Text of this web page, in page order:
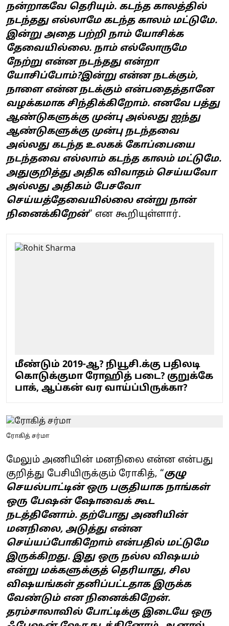
நன்றாகவே தெரியும். கடந்த காலத்தில்
நடந்தது எல்லாமே கடந்த காலம் மட்டுமே.
இன்று அதை பற்றி நாம் யோசிக்க
தேவையில்லை. நாம் எல்லோருமே
நேற்று என்ன நடந்தது என்றா
யோசிப்போம்?இன்று என்ன நடக்கும்,
நாளை என்ன நடக்கும் என்பதைத்தானே
வழக்கமாக சிந்திக்கிறோம். எனவே பத்து
ஆண்டுகளுக்கு முன்பு அல்லது ஐந்து
ஆண்டுகளுக்கு முன்பு நடந்தவை
அல்லது கடந்த உலகக் கோப்பையை
நடந்தவை எல்லாம் கடந்த காலம் மட்டுமே.
அதுகுறித்து அதிக விவாதம் செய்யவோ
அல்லது அதிகம் பேசவோ
செய்யத்தேவையில்லை என்று நான்
நினைக்கிறேன்” என கூறியுள்ளார்.
மீண்டும் 2019-ஆ? நியூசி.க்கு பதிலடி
கொடுக்குமா ரோஹித் படை? குறுக்கே
பாக், ஆப்கன் வர வாய்ப்பிருக்கா?
ரோகித் சர்மா
மேலும் அணியின் மனநிலை என்ன என்பது
குறித்து பேசியிருக்கும் ரோகித், “குழு
செயல்பாட்டின் ஒரு பகுதியாக நாங்கள்
ஒரு பேஷன் ஷோவைக் கூட
நடத்தினோம். தற்போது அணியின்
மனநிலை, அடுத்து என்ன
செய்யப்போகிறோம் என்பதில் மட்டுமே
இருக்கிறது. இது ஒரு நல்ல விஷயம்
என்று மக்களுக்குத் தெரியாது, சில
விஷயங்கள் தனிப்பட்டதாக இருக்க
வேண்டும் என நினைக்கிறேன்.
தரம்சாலாவில் போட்டிக்கு இடையே ஒரு